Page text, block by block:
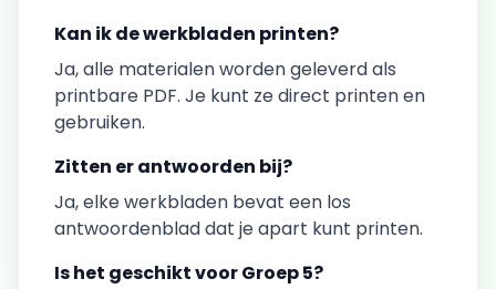
Kan ik dewerkbladen printen?
Ja, alle materialen worden geleverd als
printbare PDF. Je kunt ze direct printen en
gebruiken.
Zitten er antwoorden bij?
Ja, elkewerkbladen bevat een los
antwoordenblad dat je apart kunt printen.
Is het geschikt voorGroep 5?